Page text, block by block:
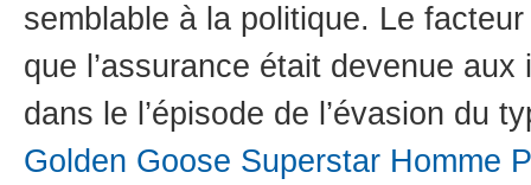
semblable à la politique. Le
que l’assurance était devenue
dans le l’épisode de l’évasion du
Golden Goose Superstar Homme